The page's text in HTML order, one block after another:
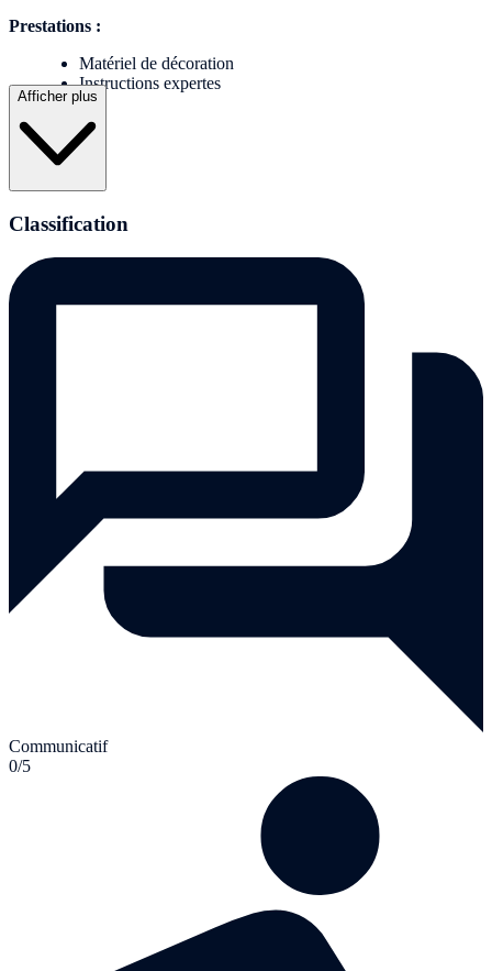
Prestations :
Matériel de décoration
Instructions expertes
Afficher plus
Classification
Communicatif
0/5